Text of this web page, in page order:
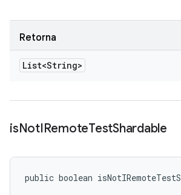
Retorna
List<String>
isNotIRemoteTestShardable
public boolean